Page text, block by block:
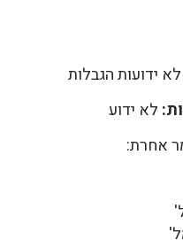
לא ידועות הגבלות
לא ידוע
אחרת: